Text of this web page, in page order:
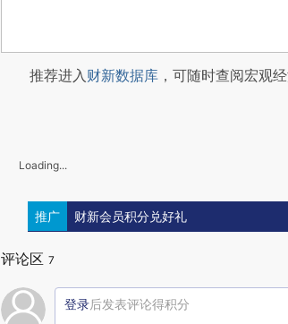
推荐进入财新数据库 ，可随时查阅宏观
Loading...
推广 财新会员积分兑好礼
评论区 7
登录后发表评论得积分